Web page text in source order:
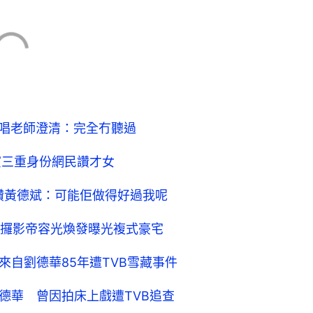
老師澄清：完全冇聽過
重身份網民讚才女
德斌：可能佢做得好過我呢
影帝容光煥發曝光複式豪宅
自劉德華85年遭TVB雪藏事件
華 曾因拍床上戲遭TVB追查